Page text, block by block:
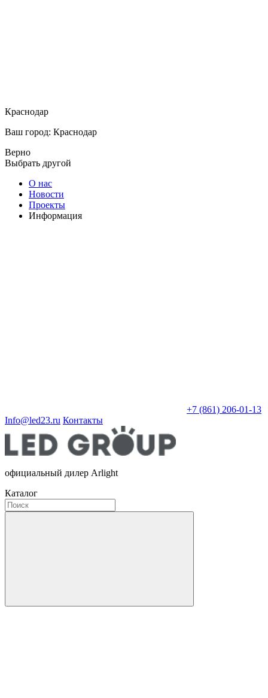
Краснодар
Ваш город: Краснодар
Верно
Выбрать другой
О нас
Новости
Проекты
Информация
+7 (861) 206-01-13
Info@led23.ru Контакты
официальный дилер Arlight
Каталог